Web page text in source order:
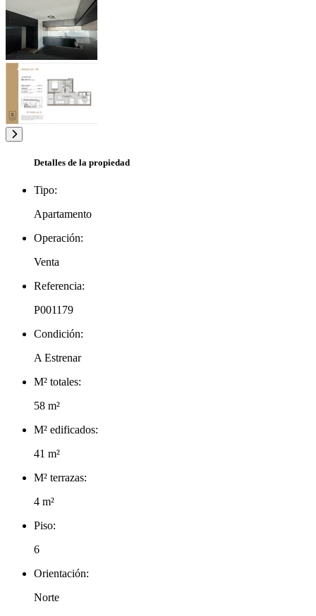
Detalles de la propiedad
Tipo:
Apartamento
Operación:
Venta
Referencia:
P001179
Condición:
A Estrenar
M² totales:
58 m²
M² edificados:
41 m²
M² terrazas:
4 m²
Piso:
6
Orientación:
Norte